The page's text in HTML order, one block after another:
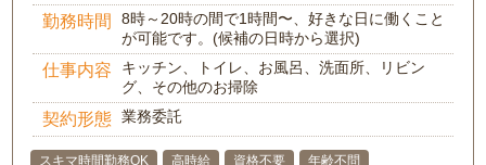
勤務時間
8時～20時の間で1時間〜、好きな日に働くこと
が可能です。(候補の日時から選択)
仕事内容
キッチン、トイレ、お風呂、洗面所、リビン
グ、その他のお掃除
契約形態 業務委託
スキマ時間勤務OK 高時給 資格不要
年齢不問